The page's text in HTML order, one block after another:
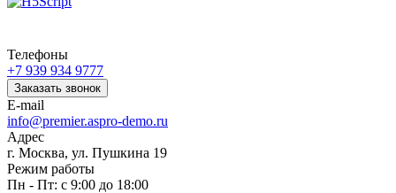
Телефоны
+7 939 934 9777
Заказать звонок
E-mail
info@premier.aspro-demo.ru
Адрес
г. Москва, ул. Пушкина 19
Режим работы
Пн - Пт: с 9:00 до 18:00